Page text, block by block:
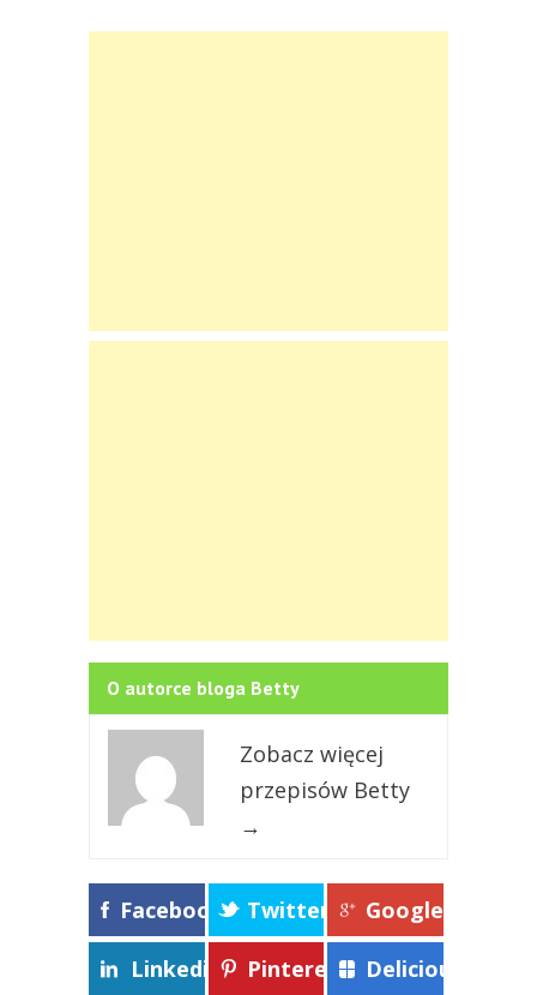
O autorce bloga Betty
Zobacz więcej
przepisów Betty
→
Facebook Twitter Google+
Linkedin Pinterest Delicious